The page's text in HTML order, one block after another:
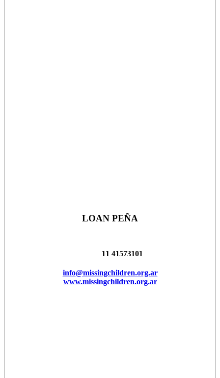
LOAN PEÑA
11 41573101
info@missingchildren.org.ar
www.missingchildren.org.ar